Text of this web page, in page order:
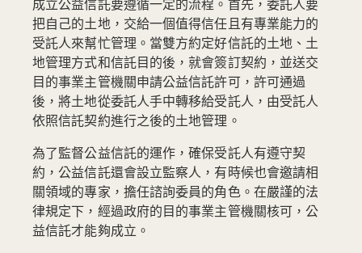
成立公益信託要遵循一定的流程。首先，委託人要
把自己的土地，交給一個值得信任且有專業能力的
受託人來幫忙管理。當雙方約定好信託的土地、土
地管理方式和信託目的後，就會簽訂契約，並送交
目的事業主管機關申請公益信託許可，許可通過
後，將土地從委託人手中轉移給受託人，由受託人
依照信託契約進行之後的土地管理。
為了監督公益信託的運作，確保受託人有遵守契
約，公益信託還會設立監察人，有時候也會邀請相
關領域的專家，擔任諮詢委員的角色。在嚴謹的法
律規定下，經過政府的目的事業主管機關核可，公
益信託才能夠成立。